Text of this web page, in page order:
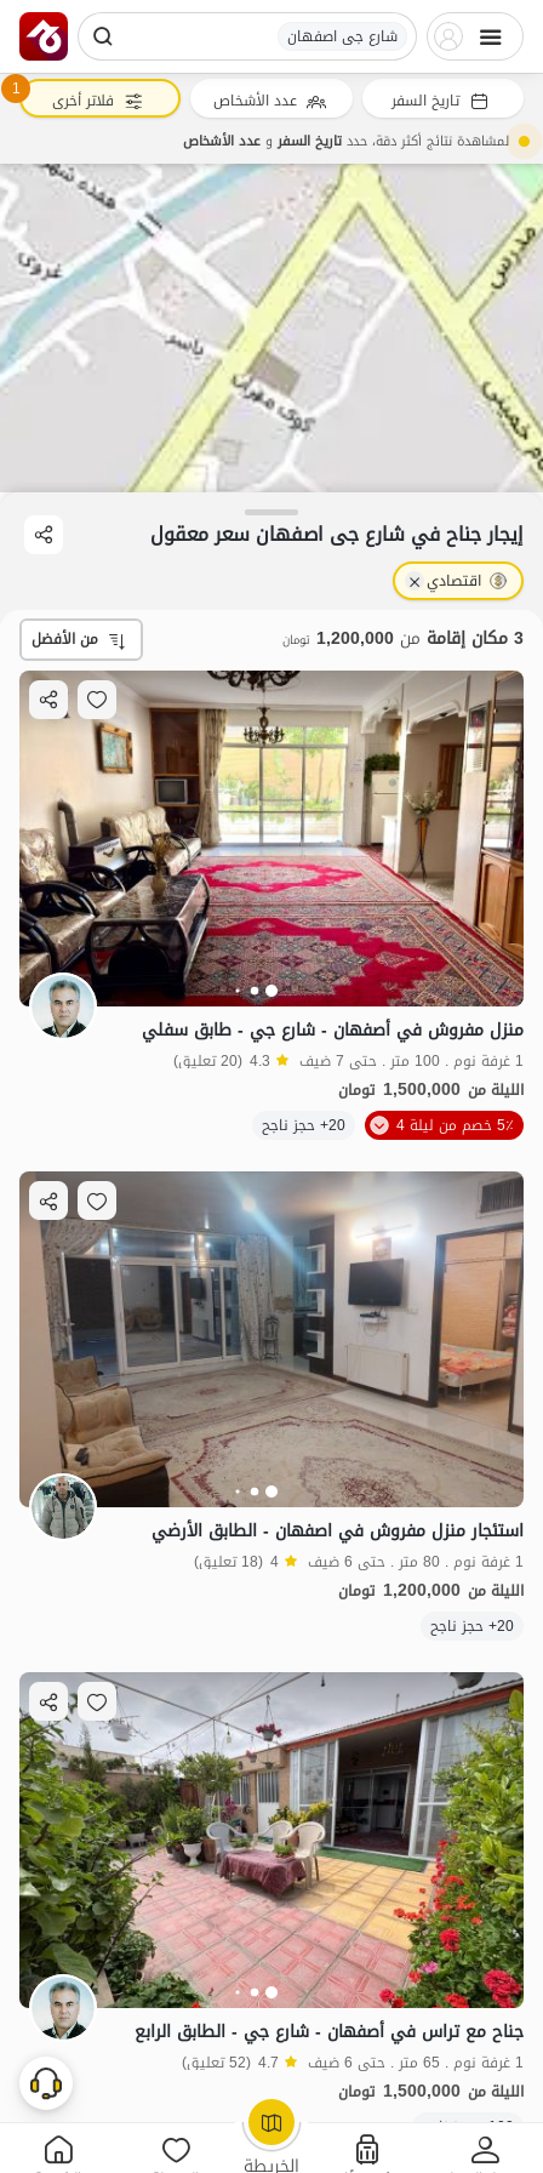
شارع جی اصفهان
الخريطة OpenStreetMap
إيجار جناح في شارع جی اصفهان سعر معقول
اقتصادي
3 مكان إقامة من 1,200,000 تومان من الأفضل
منزل مفروش في أصفهان - شارع جي - طابق سفلي
1 غرفة نوم . 100 متر . حتى 7 ضيف 4.3 (20 تعليق)
الليلة من 1,500,000 تومان
5٪ خصم من ليلة 4
20+ حجز ناجح
استئجار منزل مفروش في اصفهان - الطابق الأرضي
1 غرفة نوم . 80 متر . حتى 6 ضيف 4 (18 تعليق)
الليلة من 1,200,000 تومان
20+ حجز ناجح
جناح مع تراس في أصفهان - شارع جي - الطابق الرابع
1 غرفة نوم . 65 متر . حتى 6 ضيف 4.7 (52 تعليق)
الليلة من 1,500,000 تومان
100+ حجز ناجح
تاريخ السفر عدد الأشخاص 1 فلاتر أخرى
لمشاهدة نتائج أكثر دقة، حددتاريخ السفروعدد الأشخاص